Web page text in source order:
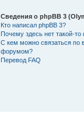
Сведения о phpBB 3
Кто написал phpBB 3?
Почему здесь нет такой-то
С кем можно связаться по
форумом?
Перевод FAQ